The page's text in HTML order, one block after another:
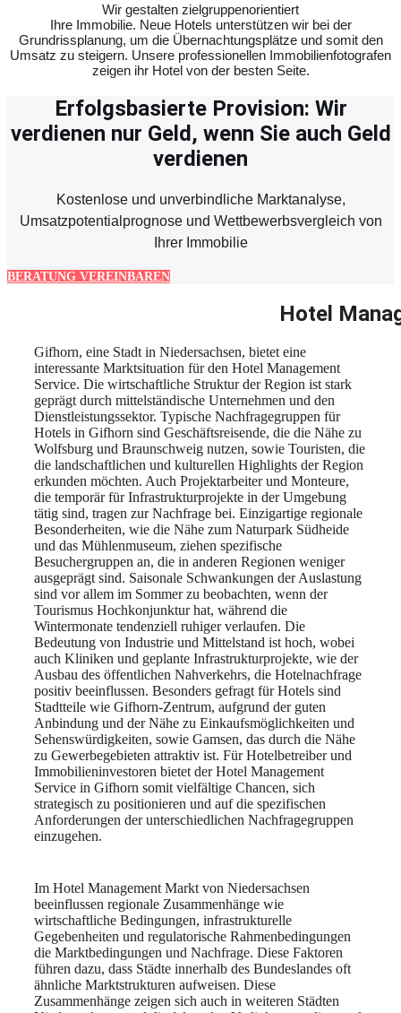
Wir gestalten zielgruppenorientiert
Ihre Immobilie. Neue Hotels unterstützen wir bei der
Grundrissplanung, um die Übernachtungsplätze und somit den
Umsatz zu steigern. Unsere professionellen Immobilienfotografen
zeigen ihr Hotel von der besten Seite.
Erfolgsbasierte Provision: Wir
verdienen nur Geld, wenn Sie auch Geld
verdienen
Kostenlose und unverbindliche Marktanalyse,
Umsatzpotentialprognose und Wettbewerbsvergleich von
Ihrer Immobilie
BERATUNG VEREINBAREN
Hotel
Gifhorn, eine Stadt in Niedersachsen, bietet eine
interessante Marktsituation für den Hotel Management
Service. Die wirtschaftliche Struktur der Region ist stark
geprägt durch mittelständische Unternehmen und den
Dienstleistungssektor. Typische Nachfragegruppen für
Hotels in Gifhorn sind Geschäftsreisende, die die Nähe zu
Wolfsburg und Braunschweig nutzen, sowie Touristen, die
die landschaftlichen und kulturellen Highlights der Region
erkunden möchten. Auch Projektarbeiter und Monteure,
die temporär für Infrastrukturprojekte in der Umgebung
tätig sind, tragen zur Nachfrage bei. Einzigartige regionale
Besonderheiten, wie die Nähe zum Naturpark Südheide
und das Mühlenmuseum, ziehen spezifische
Besuchergruppen an, die in anderen Regionen weniger
ausgeprägt sind. Saisonale Schwankungen der Auslastung
sind vor allem im Sommer zu beobachten, wenn der
Tourismus Hochkonjunktur hat, während die
Wintermonate tendenziell ruhiger verlaufen. Die
Bedeutung von Industrie und Mittelstand ist hoch, wobei
auch Kliniken und geplante Infrastrukturprojekte, wie der
Ausbau des öffentlichen Nahverkehrs, die Hotelnachfrage
positiv beeinflussen. Besonders gefragt für Hotels sind
Stadtteile wie Gifhorn-Zentrum, aufgrund der guten
Anbindung und der Nähe zu Einkaufsmöglichkeiten und
Sehenswürdigkeiten, sowie Gamsen, das durch die Nähe
zu Gewerbegebieten attraktiv ist. Für Hotelbetreiber und
Immobilieninvestoren bietet der Hotel Management
Service in Gifhorn somit vielfältige Chancen, sich
strategisch zu positionieren und auf die spezifischen
Anforderungen der unterschiedlichen Nachfragegruppen
einzugehen.
Im Hotel Management Markt von Niedersachsen
beeinflussen regionale Zusammenhänge wie
wirtschaftliche Bedingungen, infrastrukturelle
Gegebenheiten und regulatorische Rahmenbedingungen
die Marktbedingungen und Nachfrage. Diese Faktoren
führen dazu, dass Städte innerhalb des Bundeslandes oft
ähnliche Marktstrukturen aufweisen. Diese
Zusammenhänge zeigen sich auch in weiteren Städten